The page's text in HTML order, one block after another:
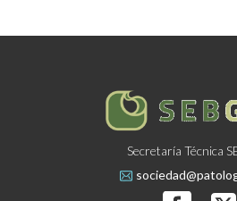
Secretaría Técnica